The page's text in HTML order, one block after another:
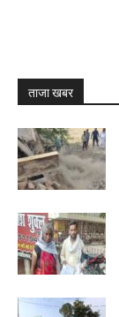
ताजा खबर